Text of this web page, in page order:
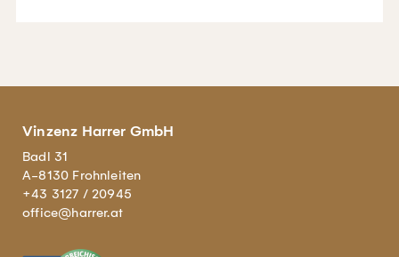
Vinzenz Harrer GmbH
Badl 31
A-8130 Frohnleiten
+43 3127 / 20945
office@harrer.at